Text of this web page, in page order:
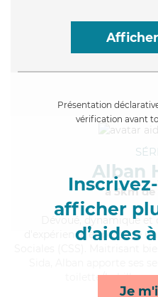
Présentation
vérification avant
afficher
d’aides
Je
Alban
à 5km de
, dynamique et
d'expérience et possède
toilette/habillage